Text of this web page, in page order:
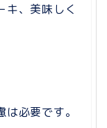
キ、美味しく
必要です。